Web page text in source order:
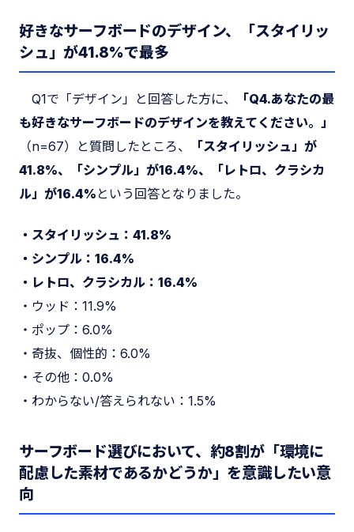
好きなサーフボードのデザイン、「スタイリッ
シュ」が41.8%で最多
Q1で「デザイン」と回答した方に、
「Q4.あなたの最
も好きなサーフボードのデザインを教えてください。」
（n=67）と質問したところ、
「スタイリッシュ」が
41.8%、「シンプル」が16.4%、「レトロ、クラシカ
ル」が16.4% という回答となりました。
・スタイリッシュ：41.8%
・シンプル：16.4%
・レトロ、クラシカル：16.4%
・ウッド：11.9%
・ポップ：6.0%
・奇抜、個性的：6.0%
・その他：0.0%
・わからない/答えられない：1.5%
サーフボード選びにおいて、約8割が「環境に
配慮した素材であるかどうか」を意識したい意
向